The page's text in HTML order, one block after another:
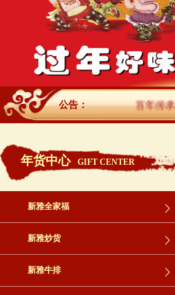
公告： 百年传承
年货中心 GIFT CENTER
新雅全家福
新雅炒货
新雅牛排